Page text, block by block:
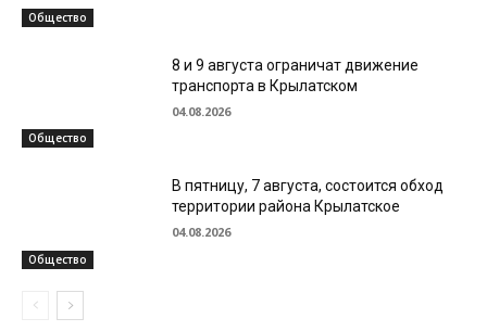
Общество
Общество
8 и 9 августа ограничат движение
транспорта в Крылатском
04.08.2026
Общество
В пятницу, 7 августа, состоится обход
территории района Крылатское
04.08.2026